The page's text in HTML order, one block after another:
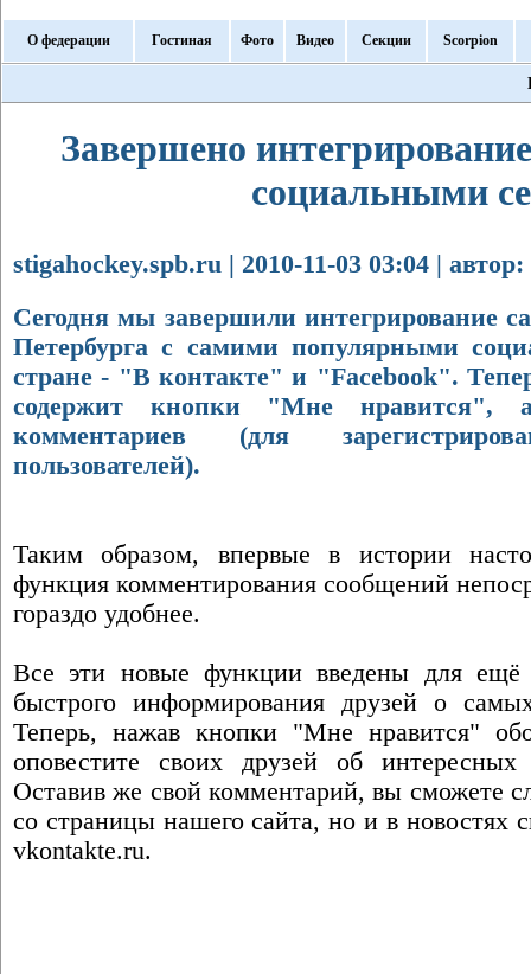
О федерации Гостиная Фото Видео Секции Scorpion
Завершено
социальными
stigahockey.spb.ru | 2010-11-03 03:04 |
Сегодня мы завершили интегрирование
Петербурга с самими популярными
стране - "В контакте" и "Facebook".
содержит кнопки "Мне нравится",
комментариев (для
пользователей).
Таким образом, впервые в истории
функция комментирования сообщений
гораздо удобнее.
Все эти новые функции введены для ещё
быстрого информирования друзей о
Теперь, нажав кнопки "Мне нравится"
оповестите своих друзей об
Оставив же свой комментарий, вы сможете
со страницы нашего сайта, но и в новостях
vkontakte.ru.